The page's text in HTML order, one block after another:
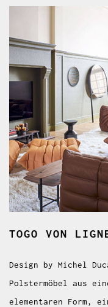
TOGO VON
Design by Michel
Polstermöbel aus
elementaren Form,